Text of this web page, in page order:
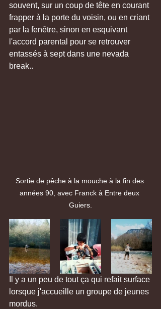
souvent, sur un coup de tête en courant
frapper à la porte du voisin, ou en criant
par la fenêtre, sinon en esquivant
l'accord parental pour se retrouver
entassés à sept dans une nevada
break..
Sortie de pêche à la mouche à la fin des
années 90, avec Franck à Entre deux
Guiers.
Il y a un peu de tout ça qui refait surface
lorsque j'accueille un groupe de jeunes
mordus.